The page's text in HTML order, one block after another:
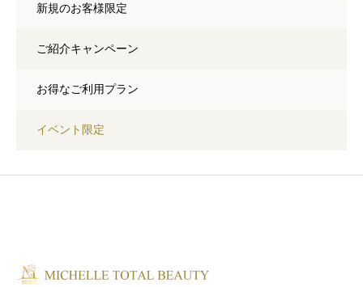
新規のお客様限定
ご紹介キャンペーン
お得なご利用プラン
イベント限定